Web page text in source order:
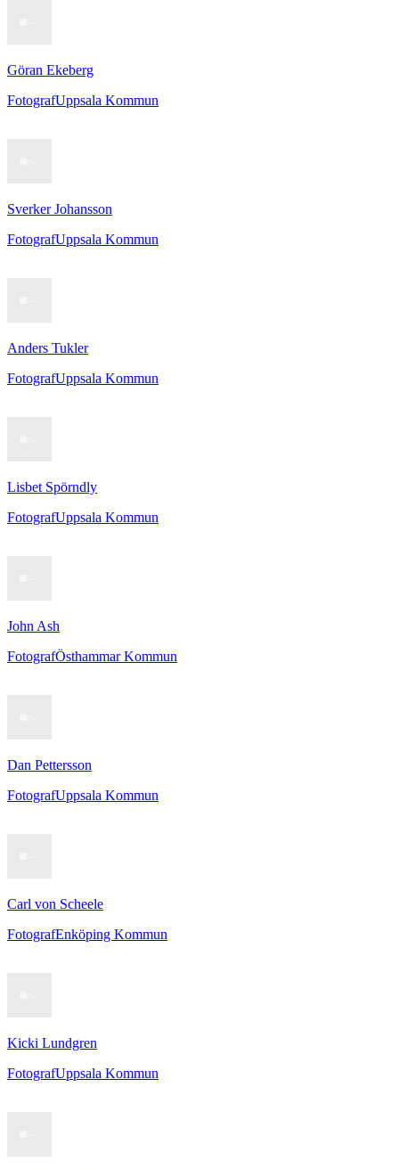
Göran Ekeberg
FotografUppsala Kommun
Sverker Johansson
FotografUppsala Kommun
Anders Tukler
FotografUppsala Kommun
Lisbet Spörndly
FotografUppsala Kommun
John Ash
FotografÖsthammar Kommun
Dan Pettersson
FotografUppsala Kommun
Carl von Scheele
FotografEnköping Kommun
Kicki Lundgren
FotografUppsala Kommun